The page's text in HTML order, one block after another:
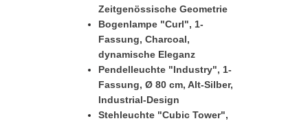
Zeitgenössische Geometrie
Bogenlampe "Curl", 1-
Fassung, Charcoal,
dynamische Eleganz
Pendelleuchte "Industry", 1-
Fassung, Ø 80 cm, Alt-Silber,
Industrial-Design
Stehleuchte "Cubic Tower",